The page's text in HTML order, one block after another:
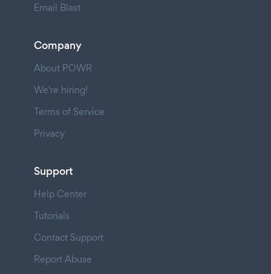
Email Blast
Company
About POWR
We're hiring!
Terms of Service
Privacy
Support
Help Center
Tutorials
Contact Support
Report Abuse